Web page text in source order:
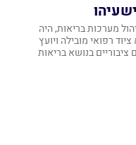
מערכות בריאות, היה
רפואי מובילה ויועץ
ציבוריים בנושא בריאות